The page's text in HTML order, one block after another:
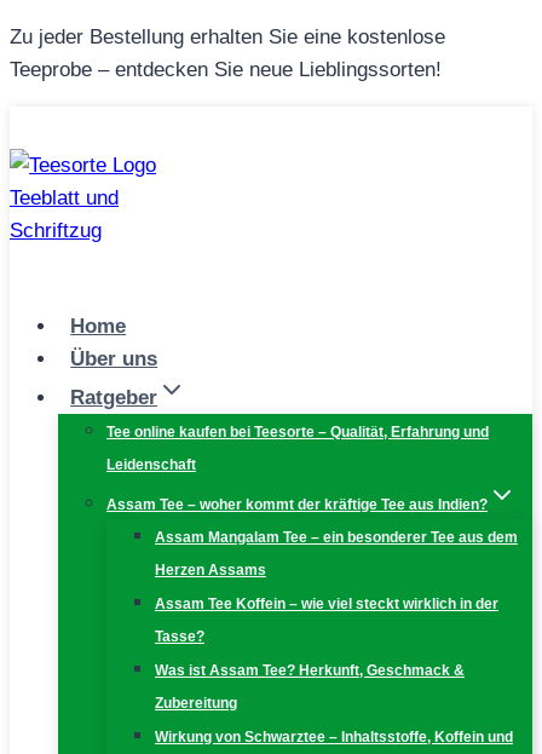
Zum
Inhalt
Zu jeder Bestellung erhalten Sie eine kostenlose
Teeprobe – entdecken Sie neue Lieblingssorten!
Home
Über uns
Ratgeber
Tee online kaufen bei Teesorte – Qualität, Erfahrung und
Leidenschaft
Assam Tee – woher kommt der kräftige Tee aus Indien?
Assam Mangalam Tee – ein besonderer Tee aus dem
Herzen Assams
Assam Tee Koffein – wie viel steckt wirklich in der
Tasse?
Was ist Assam Tee? Herkunft, Geschmack &
Zubereitung
Wirkung von Schwarztee – Inhaltsstoffe, Koffein und